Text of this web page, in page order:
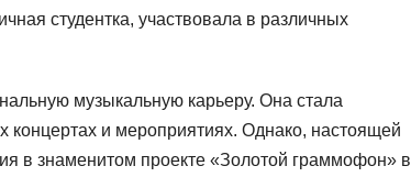
студентка, участвовала в различных
музыкальную карьеру. Она стала
концертах и мероприятиях. Однако, настоящей
в знаменитом проекте «Золотой граммофон» в